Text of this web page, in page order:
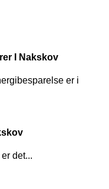
I Nakskov
er i
det...